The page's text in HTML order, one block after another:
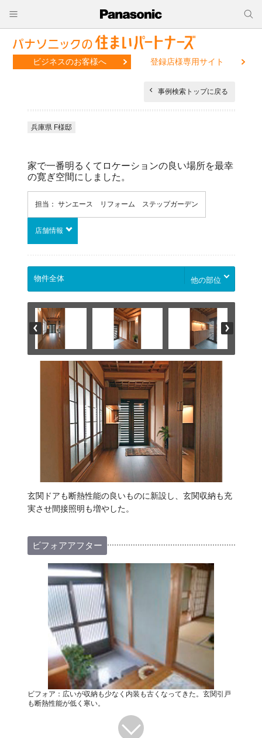
ビジネスのお客様へ 登録店様専用サイト
事例検索トップに戻る
兵庫県 F様邸
家で一番明るくてロケーションの良い場所を最幸
の寛ぎ空間にしました。
担当： サンエース リフォーム ステップガーデン
店舗情報
他の部位
玄関ドアも断熱性能の良いものに新設し、玄関収納も充
実させ間接照明も増やした。
ビフォアアフター
ビフォア：広いが収納も少なく内装も古くなってきた。玄関引戸
も断熱性能が低く寒い。